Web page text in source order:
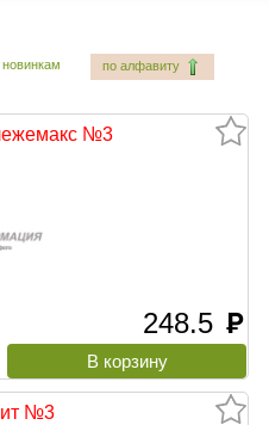
новинкам
по алфавиту
№3
248.5 руб
№3